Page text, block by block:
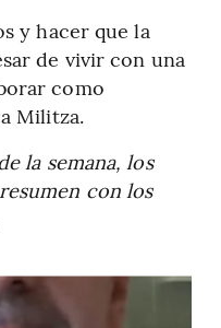
y hacer que la
de vivir con una
como
Militza.
la semana, los
con los